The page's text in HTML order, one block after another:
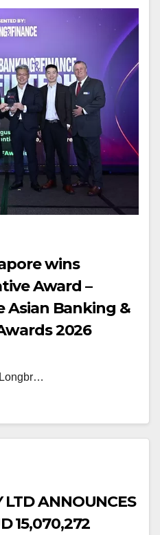
wins
Award –
Asian Banking &
2026
LTD ANNOUNCES
15,070,272